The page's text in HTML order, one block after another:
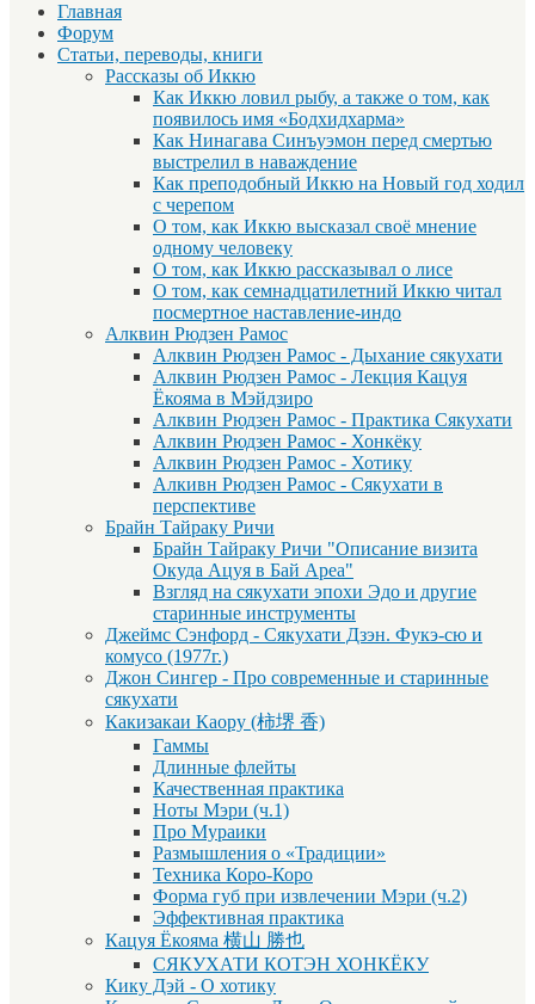
Главная
Форум
Статьи, переводы, книги
Рассказы об Иккю
Как Иккю ловил рыбу, а также о том, как
появилось имя «Бодхидхарма»
Как Нинагава Синъуэмон перед смертью
выстрелил в наваждение
Как преподобный Иккю на Новый год ходил
с черепом
О том, как Иккю высказал своё мнение
одному человеку
О том, как Иккю рассказывал о лисе
О том, как семнадцатилетний Иккю читал
посмертное наставление-индо
Алквин Рюдзен Рамос
Алквин Рюдзен Рамос - Дыхание сякухати
Алквин Рюдзен Рамос - Лекция Кацуя
Ёкояма в Мэйдзиро
Алквин Рюдзен Рамос - Практика Сякухати
Алквин Рюдзен Рамос - Хонкёку
Алквин Рюдзен Рамос - Хотику
Алкивн Рюдзен Рамос - Сякухати в
перспективе
Брайн Тайраку Ричи
Брайн Тайраку Ричи "Описание визита
Окуда Ацуя в Бай Ареа"
Взгляд на сякухати эпохи Эдо и другие
старинные инструменты
Джеймс Сэнфорд - Сякухати Дзэн. Фукэ-сю и
комусо (1977г.)
Джон Сингер - Про современные и старинные
сякухати
Какизакаи Каору (柿堺 香)
Гаммы
Длинные флейты
Качественная практика
Ноты Мэри (ч.1)
Про Мураики
Размышления о «Традиции»
Техника Коро-Коро
Форма губ при извлечении Мэри (ч.2)
Эффективная практика
Кацуя Ёкояма 横山 勝也
СЯКУХАТИ КОТЭН ХОНКЁКУ
Кику Дэй - О хотику